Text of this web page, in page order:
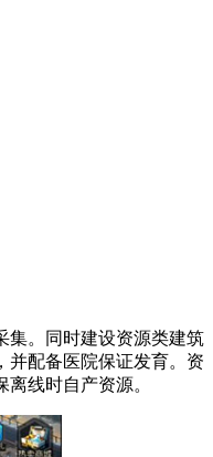
集。同时建设资源类建筑
并配备医院保证发育。资
线时自产资源。